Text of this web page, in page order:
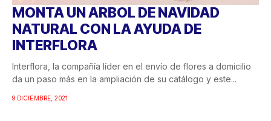
MONTA UN ARBOL DE NAVIDAD
NATURAL CON LA AYUDA DE
INTERFLORA
Interflora, la compañía líder en el envío de flores a domicilio
da un paso más en la ampliación de su catálogo y este...
9 DICIEMBRE, 2021